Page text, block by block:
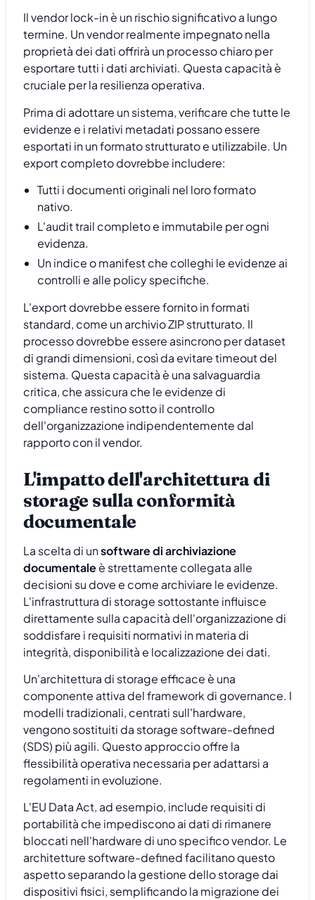
Il vendor lock-in è un rischio significativo a lungo
termine. Un vendor realmente impegnato nella
proprietà dei dati offrirà un processo chiaro per
esportare tutti i dati archiviati. Questa capacità è
cruciale per la resilienza operativa.
Prima di adottare un sistema, verificare che tutte le
evidenze e i relativi metadati possano essere
esportati in un formato strutturato e utilizzabile. Un
export completo dovrebbe includere:
Tutti i documenti originali nel loro formato
nativo.
L'audit trail completo e immutabile per ogni
evidenza.
Un indice o manifest che colleghi le evidenze ai
controlli e alle policy specifiche.
L'export dovrebbe essere fornito in formati
standard, come un archivio ZIP strutturato. Il
processo dovrebbe essere asincrono per dataset
di grandi dimensioni, così da evitare timeout del
sistema. Questa capacità è una salvaguardia
critica, che assicura che le evidenze di
compliance restino sotto il controllo
dell'organizzazione indipendentemente dal
rapporto con il vendor.
L'impatto dell'architettura di
storage sulla conformità
documentale
La scelta di unsoftware di archiviazione
documentaleè strettamente collegata alle
decisioni su dove e come archiviare le evidenze.
L'infrastruttura di storage sottostante influisce
direttamente sulla capacità dell'organizzazione di
soddisfare i requisiti normativi in materia di
integrità, disponibilità e localizzazione dei dati.
Un'architettura di storage efficace è una
componente attiva del framework di governance. I
modelli tradizionali, centrati sull'hardware,
vengono sostituiti da storage software-defined
(SDS) più agili. Questo approccio offre la
flessibilità operativa necessaria per adattarsi a
regolamenti in evoluzione.
L'EU Data Act, ad esempio, include requisiti di
portabilità che impediscono ai dati di rimanere
bloccati nell'hardware di uno specifico vendor. Le
architetture software-defined facilitano questo
aspetto separando la gestione dello storage dai
dispositivi fisici, semplificando la migrazione dei